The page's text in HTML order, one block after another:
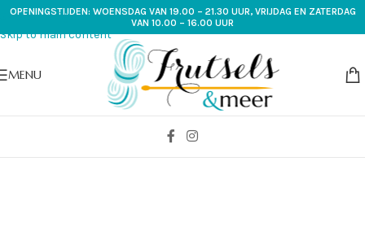
Skip to navigation
Skip to main content
OPENINGSTIJDEN: WOENSDAG VAN 19.00 – 21.30 UUR, VRIJDAG EN ZATERDAG
VAN 10.00 – 16.00 UUR
MENU